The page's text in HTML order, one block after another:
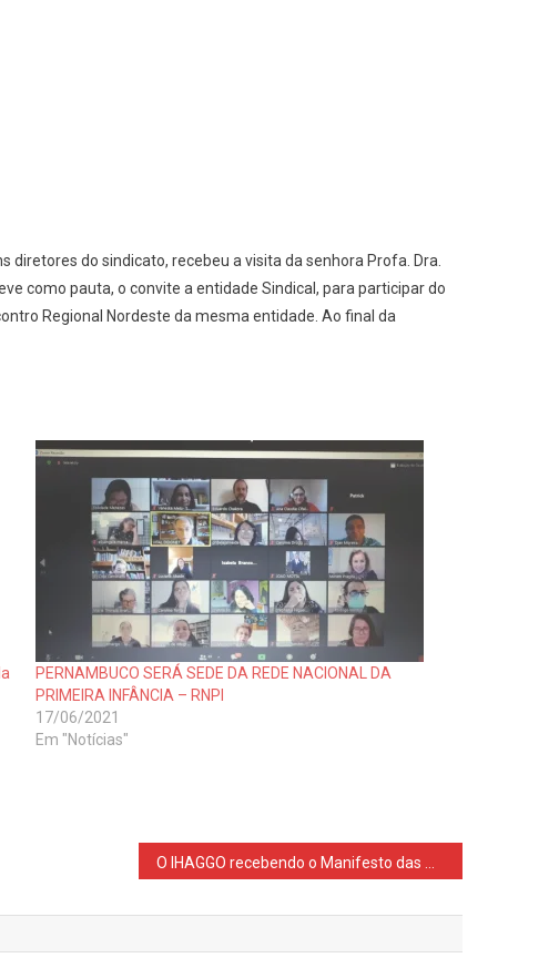
diretores do sindicato, recebeu a visita da senhora Profa. Dra.
como pauta, o convite a entidade Sindical, para participar do
Regional Nordeste da mesma entidade. Ao final da
PERNAMBUCO SERÁ SEDE DA REDE NACIONAL DA
PRIMEIRA INFÂNCIA – RNPI
17/06/2021
Em "Notícias"